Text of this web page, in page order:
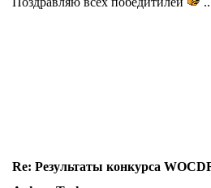
Re: Результаты конкурса